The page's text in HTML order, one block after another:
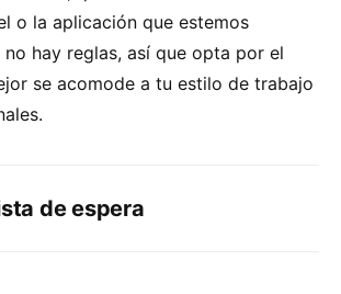
o la aplicación que estemos
hay reglas, así que opta por el
se acomode a tu estilo de trabajo
de espera